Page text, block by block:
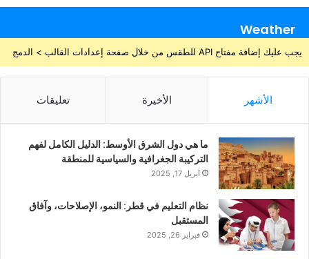
Weather
يجب عليك إضافة مفتاح API للطقس من خلال صفحة إعدادات القالب > الدمج
الأشهر الأخيرة تعليقات
ما هي دول الشرق الأوسط: الدليل الكامل لفهم
التركيبة الجغرافية والسياسية للمنطقة
أبريل 17, 2025
نظام التعليم في قطر: النمو، الإصلاحات، وآفاق
المستقبل
فبراير 26, 2025